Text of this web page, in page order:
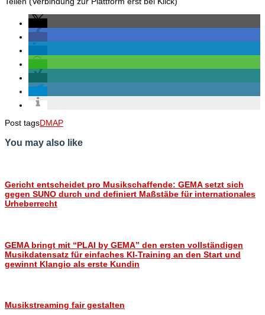
Post tagsDMAP
You may also like
Gericht entscheidet pro Musikschaffende: GEMA setzt sich
gegen SUNO durch und definiert Maßstäbe für internationales
Urheberrecht
GEMA bringt mit “PLAI by GEMA” den ersten vollständigen
Musikdatensatz für einfaches KI-Training an den Start und
gewinnt Klangio als erste Kundin
Musikstreaming fair gestalten